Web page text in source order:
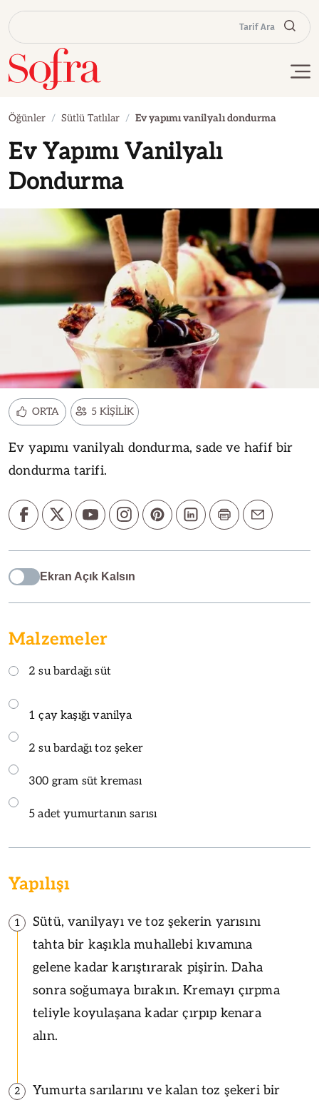
Tarif Ara
Öğünler Sütlü Tatlılar Ev yapımı vanilyalı dondurma
Ev Yapımı Vanilyalı
Dondurma
ORTA 5 KİŞİLİK
Ev yapımı vanilyalı dondurma, sade ve hafif bir
dondurma tarifi.
Ekran Açık Kalsın
Malzemeler
2 su bardağı süt
1 çay kaşığı vanilya
2 su bardağı toz şeker
300 gram süt kreması
5 adet yumurtanın sarısı
Yapılışı
1
Sütü, vanilyayı ve toz şekerin yarısını
tahta bir kaşıkla muhallebi kıvamına
gelene kadar karıştırarak pişirin. Daha
sonra soğumaya bırakın. Kremayı çırpma
teliyle koyulaşana kadar çırpıp kenara
alın.
2
Yumurta sarılarını ve kalan toz şekeri bir